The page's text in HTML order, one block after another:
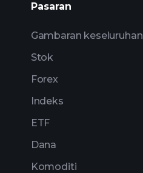
Pasaran
Gambaran keseluruhan
Stok
Forex
Indeks
ETF
Dana
Komoditi